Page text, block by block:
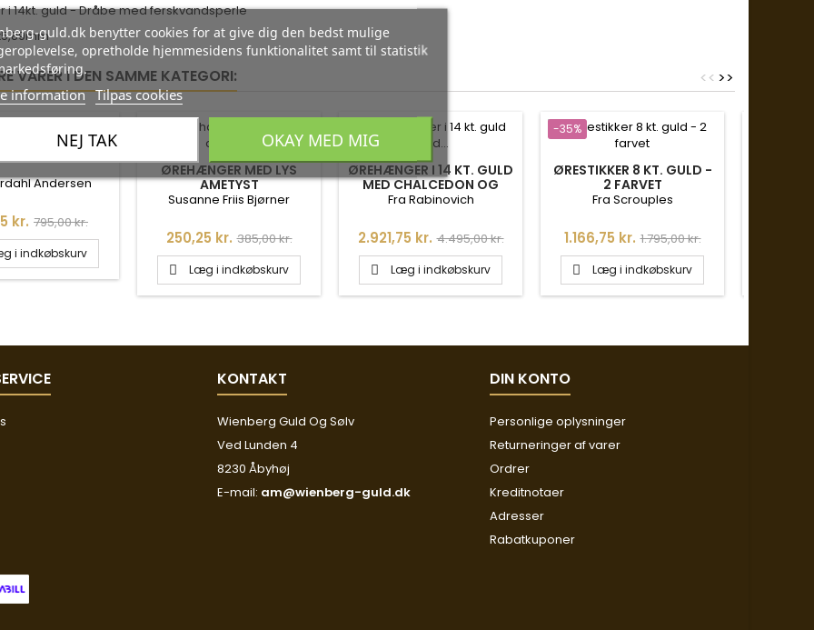
i 14kt. guld - Dråbe med ferskvandsperle
VARER I DEN SAMME KATEGORI: >>
<<
I SØLV - BLAD
Andersen
kr. Normalpris
795,00 kr.
i indkøbskurv
ØREHÆNGER MED LYS
AMETYST
Susanne Friis Bjørner
Pris
250,25 kr. Normalpris
385,00 kr.
 Læg i indkøbskurv
ØREHÆNGER I 14 KT. GULD
MED CHALCEDON OG
DIAMANT - CONTESSA
Fra Rabinovich
Pris
2.921,75 kr. Normalpris
4.495,00 kr.
 Læg i indkøbskurv
-35%
ØRESTIKKER 8 KT. GULD -
2 FARVET
Fra Scrouples
Pris
1.166,75 kr. Normalpris
1.795,00 kr.
 Læg i indkøbskurv
KONTAKT
Wienberg Guld Og Sølv
Ved Lunden 4
8230 Åbyhøj
E-mail: am@wienberg-guld.dk
DIN KONTO
Personlige oplysninger
Returneringer af varer
Ordrer
Kreditnotaer
Adresser
Rabatkuponer
guld.dk benytter cookies for at give dig den bedst mulige
opretholde hjemmesidens funktionalitet samt til statistik
information Tilpas cookies
NEJ TAK OKAY MED MIG